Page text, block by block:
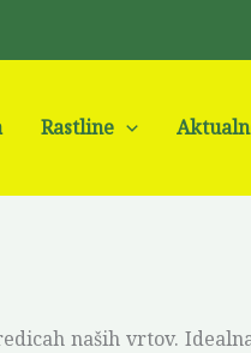
Rastline
naših vrtov.